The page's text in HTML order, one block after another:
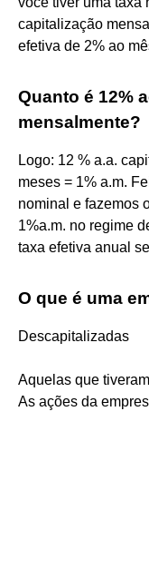
capitalização
efetiva de 2% ao
Quanto é 12%
mensalmente?
Logo: 12 % a.a.
meses = 1% a.m.
nominal e fazemos
1%a.m. no regime
taxa efetiva anual
O que é uma
Descapitalizadas
Aquelas que
As ações da